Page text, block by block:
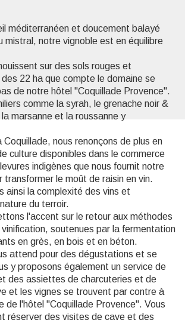
méditerranéen et doucement balayé
mistral, notre vignoble est en équilibre
sur des sols rouges et
22 ha que compte le domaine se
de notre hôtel "Coquillade Provence".
comme la syrah, le grenache noir &
marsanne et la roussanne y
Coquillade, nous renonçons de plus en
culture disponibles dans le commerce
indigènes que nous fournit notre
transformer le moût de raisin en vin.
ainsi la complexité des vins et
du terroir.
l'accent sur le retour aux méthodes
soutenues par la fermentation
en grès, en bois et en béton.
attend pour des dégustations et se
y proposons également un service de
des assiettes de charcuteries et de
et les vignes se trouvent par contre à
de l'hôtel "Coquillade Provence". Vous
réserver des visites de cave et des